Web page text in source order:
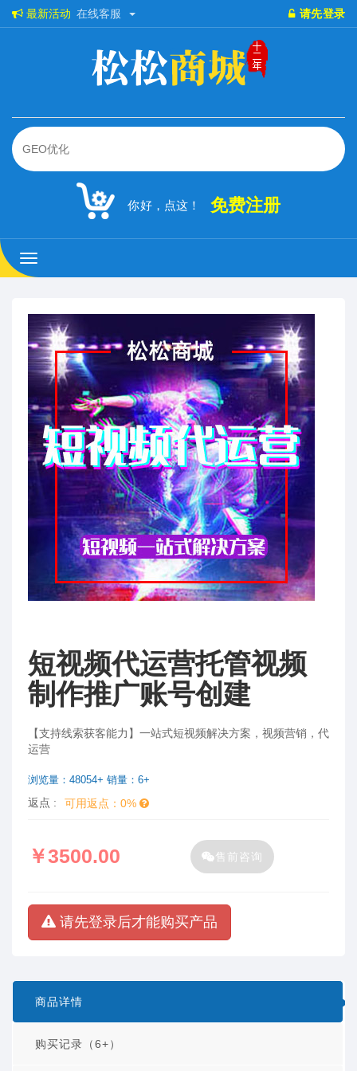
请先登录
最新活动 在线客服
你好，点这！ 免费注册
松
松
短视频代运营托管视频
制作推广账号创建
【支持线索获客能力】一站式短视频解决方案，视频营销，代
运营
浏览量：48054+ 销量：6+
返点 : 可用返点：0%
￥3500.00 售前咨询
请先登录后才能购买产品
商品详情
购买记录（6+）